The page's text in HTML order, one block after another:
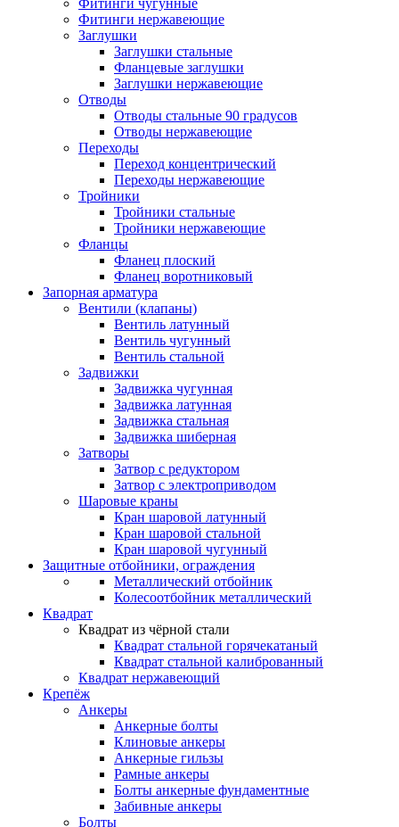
Фитинги чугунные
Фитинги нержавеющие
Заглушки
Заглушки стальные
Фланцевые заглушки
Заглушки нержавеющие
Отводы
Отводы стальные 90 градусов
Отводы нержавеющие
Переходы
Переход концентрический
Переходы нержавеющие
Тройники
Тройники стальные
Тройники нержавеющие
Фланцы
Фланец плоский
Фланец воротниковый
Запорная арматура
Вентили (клапаны)
Вентиль латунный
Вентиль чугунный
Вентиль стальной
Задвижки
Задвижка чугунная
Задвижка латунная
Задвижка стальная
Задвижка шиберная
Затворы
Затвор с редуктором
Затвор с электроприводом
Шаровые краны
Кран шаровой латунный
Кран шаровой стальной
Кран шаровой чугунный
Защитные отбойники, ограждения
Металлический отбойник
Колесоотбойник металлический
Квадрат
Квадрат из чёрной стали
Квадрат стальной горячекатаный
Квадрат стальной калиброванный
Квадрат нержавеющий
Крепёж
Анкеры
Анкерные болты
Клиновые анкеры
Анкерные гильзы
Рамные анкеры
Болты анкерные фундаментные
Забивные анкеры
Болты